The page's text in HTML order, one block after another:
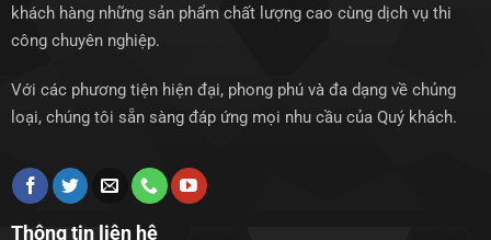
khách hàng những sản phẩm chất lượng cao cùng dịch vụ thi
công chuyên nghiệp.
Với các phương tiện hiện đại, phong phú và đa dạng về chủng
loại, chúng tôi sẵn sàng đáp ứng mọi nhu cầu của Quý khách.
Thông tin liên hệ